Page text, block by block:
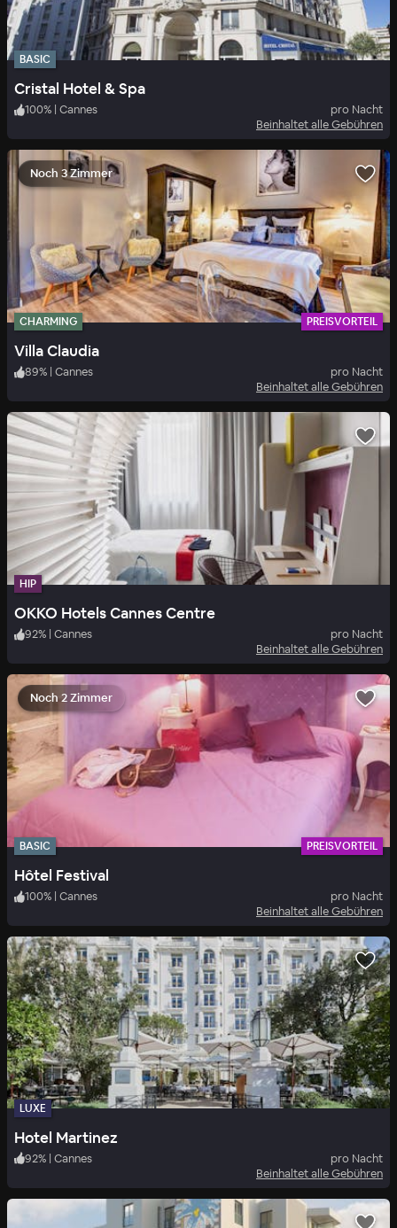
BASIC
Cristal Hotel & Spa
100% | Cannes
pro Nacht
Beinhaltet alle Gebühren
Noch 3 Zimmer
CHARMING PREISVORTEIL
Villa Claudia
89% | Cannes
pro Nacht
Beinhaltet alle Gebühren
HIP
OKKO Hotels Cannes Centre
92% | Cannes
pro Nacht
Beinhaltet alle Gebühren
Noch 2 Zimmer
BASIC PREISVORTEIL
Hôtel Festival
100% | Cannes
pro Nacht
Beinhaltet alle Gebühren
LUXE
Hotel Martinez
92% | Cannes
pro Nacht
Beinhaltet alle Gebühren